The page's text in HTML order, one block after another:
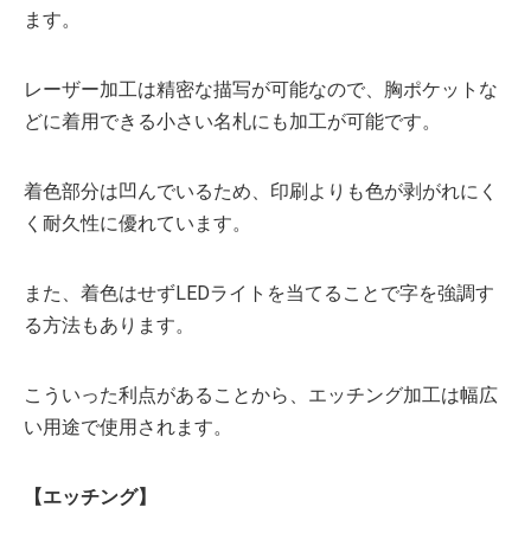
ます。
レーザー加工は精密な描写が可能なので、胸ポケットな
どに着用できる小さい名札にも加工が可能です。
着色部分は凹んでいるため、印刷よりも色が剥がれにく
く耐久性に優れています。
また、着色はせずLEDライトを当てることで字を強調す
る方法もあります。
こういった利点があることから、エッチング加工は幅広
い用途で使用されます。
【エッチング】